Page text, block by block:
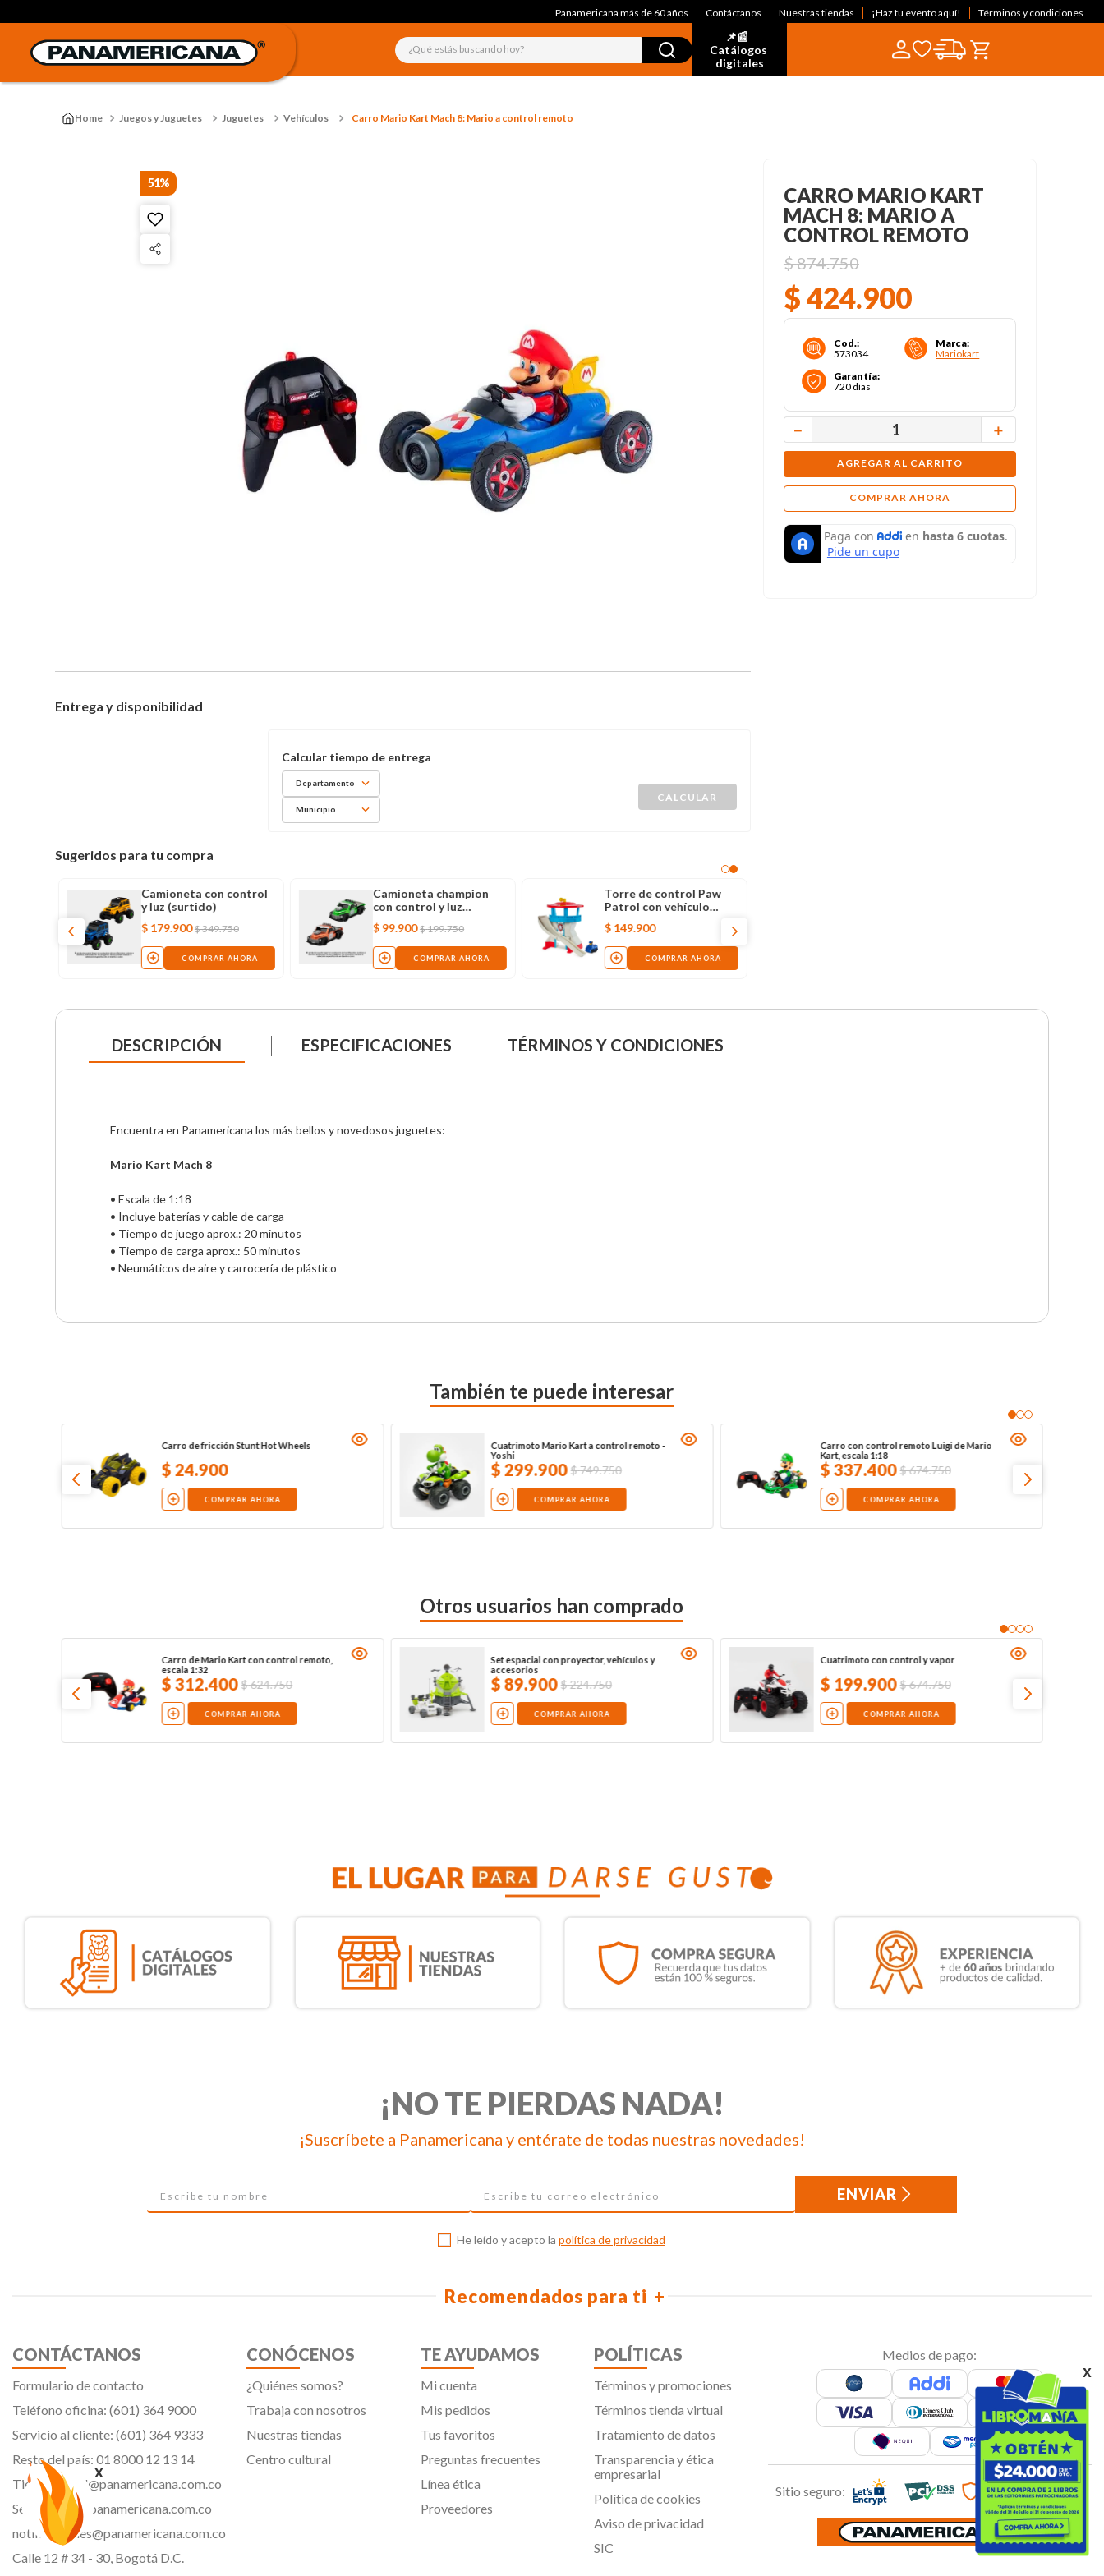
x
x
Panamericana más de 60 años Contáctanos Nuestras tiendas ¡Haz tu evento aquí! Términos y condiciones
¿Qué estás buscando hoy?
📌📰
Catálogos
digitales
Juegos y Juguetes Juguetes Vehículos Carro Mario Kart Mach 8: Mario a control remoto
51%
Entrega y disponibilidad
Departamento
Municipio
Sugeridos para tu compra
Camioneta con control
y luz (surtido)
$ 179.900 $349.750
COMPRAR AHORA
Camioneta champion
con control y luz
(surtido)
$99.900 $199.750
COMPRAR AHORA
Torre de control Paw
Patrol con vehículo
Chase
$ 149.900
COMPRAR AHORA
CARRO MARIO KART
MACH 8: MARIO A
CONTROL REMOTO
$874.750
$424.900
Cod.:
573034
Marca:
Mariokart
Garantía:
720 días
＋
－
AGREGAR AL CARRITO
COMPRAR AHORA
DESCRIPCIÓN ESPECIFICACIONES TÉRMINOS Y CONDICIONES
Encuentra en Panamericana los más bellos y novedosos juguetes:
Mario Kart Mach 8
• Escala de 1:18
• Incluye baterías y cable de carga
• Tiempo de juego aprox.: 20 minutos
• Tiempo de carga aprox.: 50 minutos
• Neumáticos de aire y carrocería de plástico
También te puede interesar
Carro de fricción Stunt Hot Wheels
$24.900
COMPRAR AHORA
Cuatrimoto Mario Kart a control remoto -
Yoshi
$299.900 $749.750
COMPRAR AHORA
Carro con control remoto Luigi de Mario
Kart, escala 1:18
$337.400 $674.750
COMPRAR AHORA
Otros usuarios han comprado
Carro de Mario Kart con control remoto,
escala 1:32
$312.400 $624.750
COMPRAR AHORA
Set espacial con proyector, vehículos y
accesorios
$89.900 $224.750
COMPRAR AHORA
Cuatrimoto con control y vapor
$ 199.900 $674.750
COMPRAR AHORA
¡NO TE PIERDAS NADA!
¡Suscríbete a Panamericana y entérate de todas nuestras novedades!
ENVIAR
He leído y acepto la política de privacidad
Recomendados para ti
CONTÁCTANOS
Formulario de contacto
Teléfono oficina: (601) 364 9000
Servicio al cliente: (601) 364 9333
Resto del país: 01 8000 12 13 14
Tiendavirtual@panamericana.com.co
Servicliente@panamericana.com.co
notificaciones@panamericana.com.co
Calle 12 # 34 - 30, Bogotá D.C.
CONÓCENOS
¿Quiénes somos?
Trabaja con nosotros
Nuestras tiendas
Centro cultural
TE AYUDAMOS
Mi cuenta
Mis pedidos
Tus favoritos
Preguntas frecuentes
Línea ética
Proveedores
POLÍTICAS
Términos y promociones
Términos tienda virtual
Tratamiento de datos
Transparencia y ética
empresarial
Política de cookies
Aviso de privacidad
SIC
Medios de pago:
Sitio seguro: